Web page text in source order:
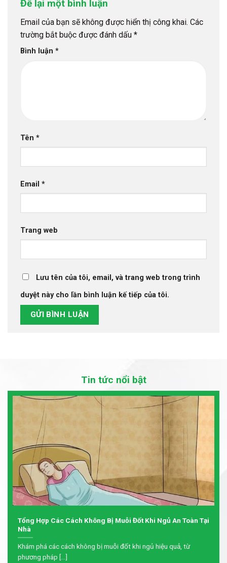
Để lại một bình luận
Email của bạn sẽ không được hiển thị công khai. Các
trường bắt buộc được đánh dấu *
Bình luận *
Tên *
Email *
Trang web
Lưu tên của tôi, email, và trang web trong trình
duyệt này cho lần bình luận kế tiếp của tôi.
Tin tức nổi bật
Tổng Hợp Các Cách Không Bị Muỗi Đốt Khi Ngủ An Toàn Tại
Nhà
Khám phá các cách không bị muỗi đốt khi ngủ hiệu quả, từ
phương pháp [...]